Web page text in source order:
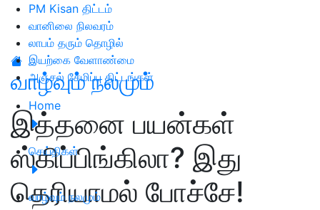
PM Kisan திட்டம்
வானிலை நிலவரம்
லாபம் தரும் தொழில்
இயற்கை வேளாண்மை
அஞ்சல் சேமிப்பு திட்டங்கள்
Home
செய்திகள்
வாழ்வும் நலமும்
வாழ்வும் நலமும்
இத்தனை பயன்கள்
ஸ்கிப்பிங்கிலா? இது
தெரியாமல் போச்சே!